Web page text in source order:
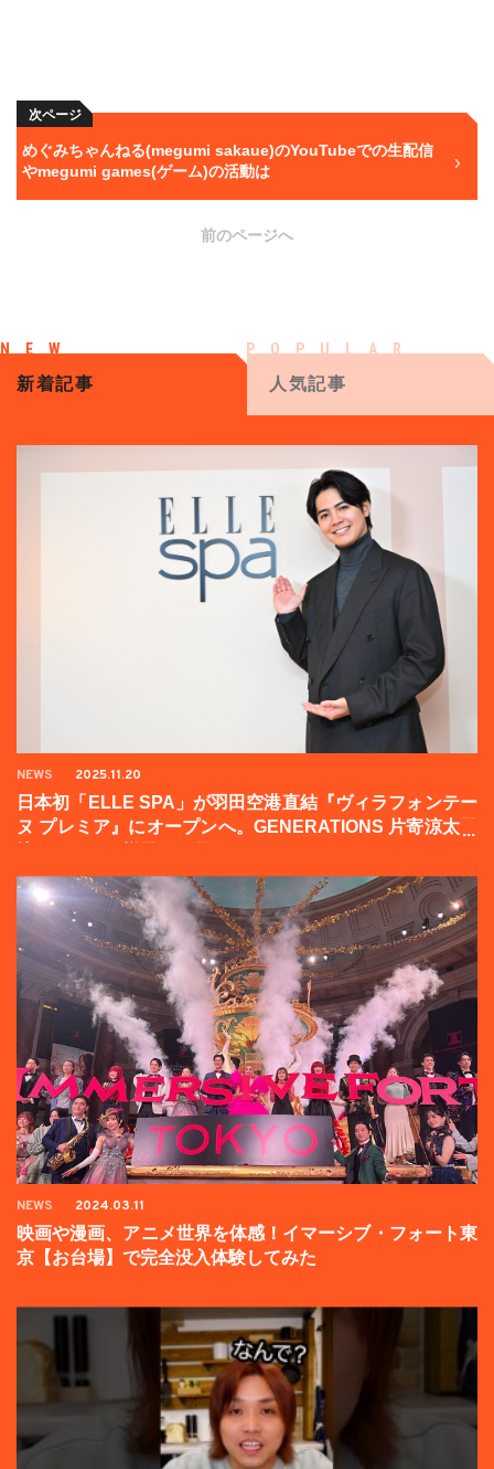
次ページ
めぐみちゃんねる(megumi sakaue)のYouTubeでの生配信
やmegumi games(ゲーム)の活動は
前のページへ
新着記事 人気記事
NEWS 2025.11.20
日本初「ELLE SPA」が羽田空港直結『ヴィラフォンテー
ヌ プレミア』にオープンへ。GENERATIONS 片寄涼太登
NEWS 2024.03.11
映画や漫画、アニメ世界を体感！イマーシブ・フォート東
京【お台場】で完全没入体験してみた